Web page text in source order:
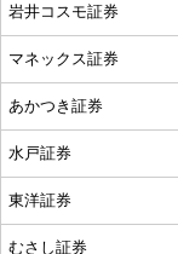
岩井コスモ証券
マネックス証券
あかつき証券
水戸証券
東洋証券
むさし証券